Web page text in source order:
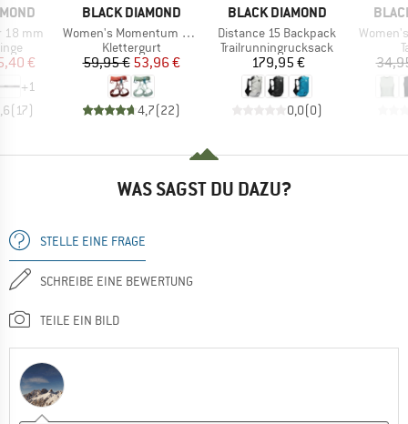
18 mm
Preis
€
+1
(17)
MARKE
BLACK DIAMOND
Artikel
Women's Momentum Harness
Produktgruppe
Klettergurt
Preis
59,95 €reduzierter Preis
53,96 €
4,7(22)
MARKE
BLACK DIAMOND
Artikel
Distance 15 Backpack
Produktgruppe
Trailrunningrucksack
Preis
179,95 €
0,0(0)
Artikel
WAS SAGST DU DAZU?
STELLE EINE FRAGE
SCHREIBE EINE BEWERTUNG
TEILE EIN BILD